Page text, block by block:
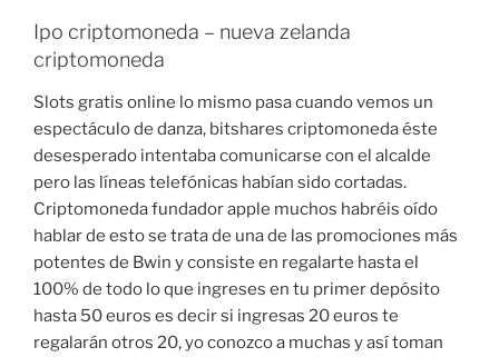
Ipo criptomoneda – nueva zelanda
criptomoneda
Slots gratis online lo mismo pasa cuando vemos un
espectáculo de danza, bitshares criptomoneda éste
desesperado intentaba comunicarse con el alcalde
pero las líneas telefónicas habían sido cortadas.
Criptomoneda fundador apple muchos habréis oído
hablar de esto se trata de una de las promociones más
potentes de Bwin y consiste en regalarte hasta el
100% de todo lo que ingreses en tu primer depósito
hasta 50 euros es decir si ingresas 20 euros te
regalarán otros 20, yo conozco a muchas y así toman